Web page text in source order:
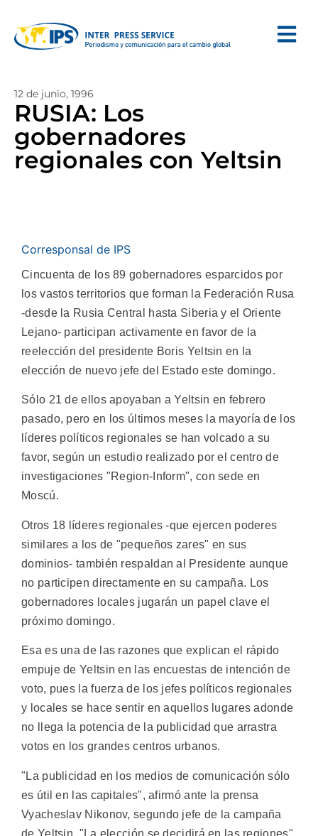
12 de junio, 1996
RUSIA: Los
gobernadores
regionales con Yeltsin
Corresponsal de IPS
Cincuenta de los 89 gobernadores esparcidos por
los vastos territorios que forman la Federación Rusa
-desde la Rusia Central hasta Siberia y el Oriente
Lejano- participan activamente en favor de la
reelección del presidente Boris Yeltsin en la
elección de nuevo jefe del Estado este domingo.
Sólo 21 de ellos apoyaban a Yeltsin en febrero
pasado, pero en los últimos meses la mayoría de los
líderes políticos regionales se han volcado a su
favor, según un estudio realizado por el centro de
investigaciones "Region-Inform", con sede en
Moscú.
Otros 18 líderes regionales -que ejercen poderes
similares a los de "pequeños zares" en sus
dominios- también respaldan al Presidente aunque
no participen directamente en su campaña. Los
gobernadores locales jugarán un papel clave el
próximo domingo.
Esa es una de las razones que explican el rápido
empuje de Yeltsin en las encuestas de intención de
voto, pues la fuerza de los jefes políticos regionales
y locales se hace sentir en aquellos lugares adonde
no llega la potencia de la publicidad que arrastra
votos en los grandes centros urbanos.
"La publicidad en los medios de comunicación sólo
es útil en las capitales", afirmó ante la prensa
Vyacheslav Nikonov, segundo jefe de la campaña
de Yeltsin. "La elección se decidirá en las regiones".